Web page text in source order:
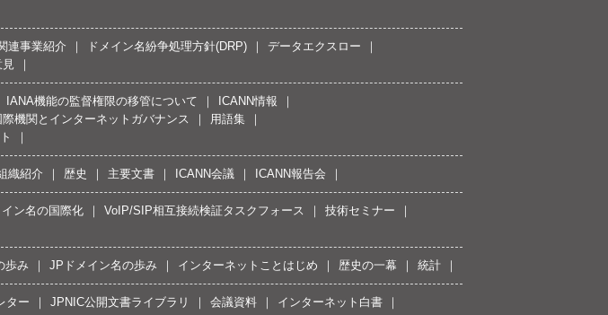
連事業紹介 ドメイン名紛争処理方針(DRP)
データエクスロー
見
IANA機能の監督権限の移管について
ICANN情報
際機関とインターネットガバナンス
用語集
織紹介 歴史 主要文書 ICANN会議 ICANN報告会
イン名の国際化 VoIP/SIP相互接続検証タスクフォース
技術セミナー
歩み JPドメイン名の歩み インターネットことはじめ 歴史の一幕 統計
ター JPNIC公開文書ライブラリ 会議資料
インターネット白書